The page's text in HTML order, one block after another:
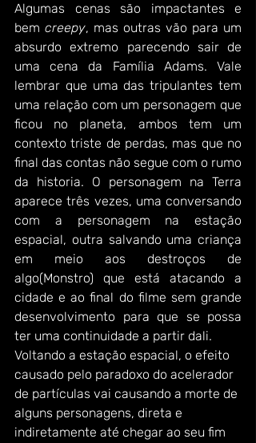
Algumas cenas são impactantes e
bem creepy, mas outras vão para um
absurdo extremo parecendo sair de
uma cena da Família Adams. Vale
lembrar que uma das tripulantes tem
uma relação com um personagem que
ficou no planeta, ambos tem um
contexto triste de perdas, mas que no
final das contas não segue com o rumo
da historia. O personagem na Terra
aparece três vezes, uma conversando
com a personagem na estação
espacial, outra salvando uma criança
em meio aos destroços de
algo(Monstro) que está atacando a
cidade e ao final do filme sem grande
desenvolvimento para que se possa
ter uma continuidade a partir dali.
Voltando a estação espacial, o efeito
causado pelo paradoxo do acelerador
de partículas vai causando a morte de
alguns personagens, direta e
indiretamente até chegar ao seu fim